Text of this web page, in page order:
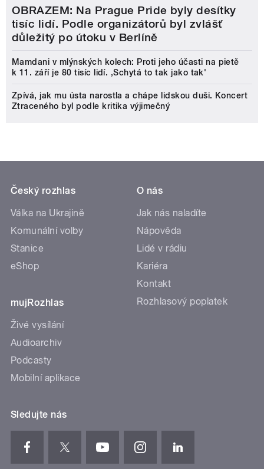
OBRAZEM: Na Prague Pride byly desítky
tisíc lidí. Podle organizátorů byl zvlášť
důležitý po útoku v Berlíně
Mamdani v mlýnských kolech: Proti jeho účasti na pietě
k 11. září je 80 tisíc lidí. ‚Schytá to tak jako tak'
Zpívá, jak mu ústa narostla a chápe lidskou duši. Koncert
Ztraceného byl podle kritika výjimečný
Český rozhlas
Válka na Ukrajině
Komunální volby
Stanice
eShop
mujRozhlas
Živé vysílání
Audioarchiv
Podcasty
Mobilní aplikace
O nás
Jak nás naladíte
Nápověda
Lidé v rádiu
Kariéra
Kontakt
Rozhlasový poplatek
Sledujte nás